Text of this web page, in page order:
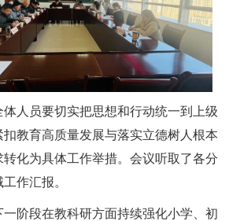
人员要切实把思想和行动统一到上级
教育高质量发展与落实立德树人根本
化为具体工作举措。会议听取了各分
作汇报。
阶段在教科研方面持续强化小学、初